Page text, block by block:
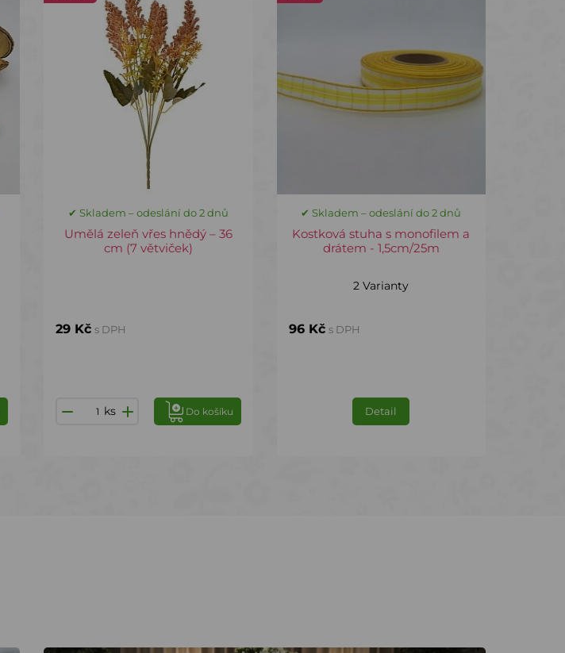
✔ Skladem – odeslání do 2 dnů
Umělá zeleň vřes hnědý – 36
cm (7 větviček)
29 Kč s DPH
ks Do košíku
✔ Skladem – odeslání do 2 dnů
Kostková stuha s monofilem a
drátem - 1,5cm/25m
2 Varianty
96 Kč s DPH
Detail